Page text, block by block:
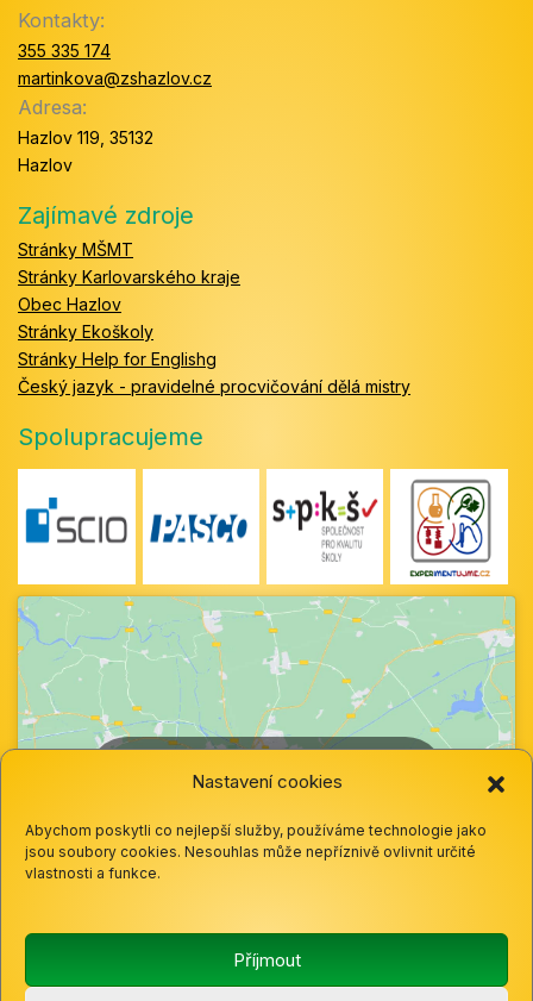
Nastavení cookies
Abychom poskytli co nejlepší služby, používáme technologie jako
jsou soubory cookies. Nesouhlas může nepříznivě ovlivnit určité
vlastnosti a funkce.
Příjmout
Kontakty:
355 335 174
martinkova@zshazlov.cz
Adresa:
Hazlov 119, 35132
Hazlov
Zajímavé zdroje
Stránky MŠMT
Stránky Karlovarského kraje
Obec Hazlov
Stránky Ekoškoly
Stránky Help for Englishg
Český jazyk - pravidelné procvičování dělá mistry
Spolupracujeme
cookie a povolte tento obsah